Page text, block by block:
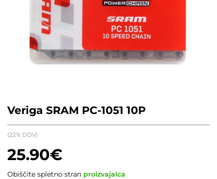
Veriga SRAM PC-1051 10P
25.90€
(22% DDV)
Obiščite spletno stran proizvajalca